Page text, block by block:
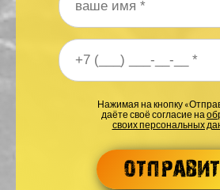
Ваше имя*
Ваш номер телефона*
Нажимая на кнопку
даёте своё согласие на
своих персональных